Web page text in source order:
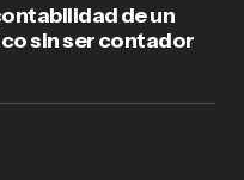
de un
sin ser contador